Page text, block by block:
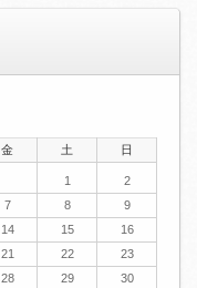
金 土 日
1
2
7 8
9
14 15
16
21 22
23
28 29
30